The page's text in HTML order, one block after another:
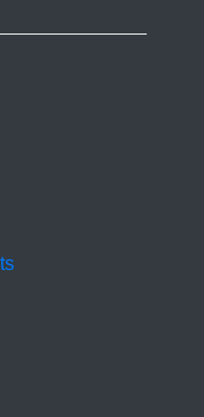
from 5 to 10.
rate factor
channel with the
s)....................
Throughput,